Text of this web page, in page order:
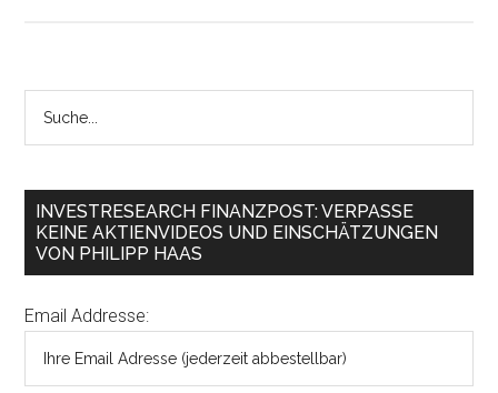
INVESTRESEARCH FINANZPOST: VERPASSE
KEINE AKTIENVIDEOS UND EINSCHÄTZUNGEN
VON PHILIPP HAAS
Email Addresse: